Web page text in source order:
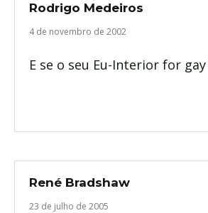
Rodrigo Medeiros
4 de novembro de 2002
E se o seu Eu-Interior for gay
René Bradshaw
23 de julho de 2005